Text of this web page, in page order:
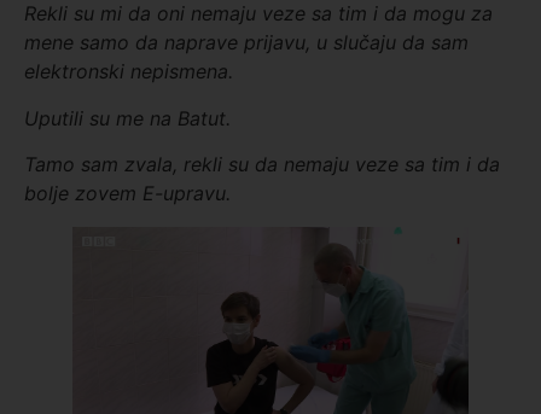
Rekli su mi da oni nemaju veze sa tim i da mogu za
mene samo da naprave prijavu, u slučaju da sam
elektronski nepismena.
Uputili su me na Batut.
Tamo sam zvala, rekli su da nemaju veze sa tim i da
bolje zovem E-upravu.